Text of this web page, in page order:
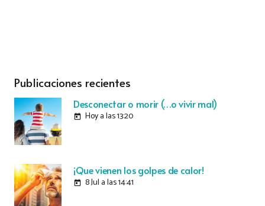
Publicaciones recientes
Desconectar o morir (…o vivir mal)
today Hoy a las 13:20
¡Que vienen los golpes de calor!
today 8 Jul a las 14:41